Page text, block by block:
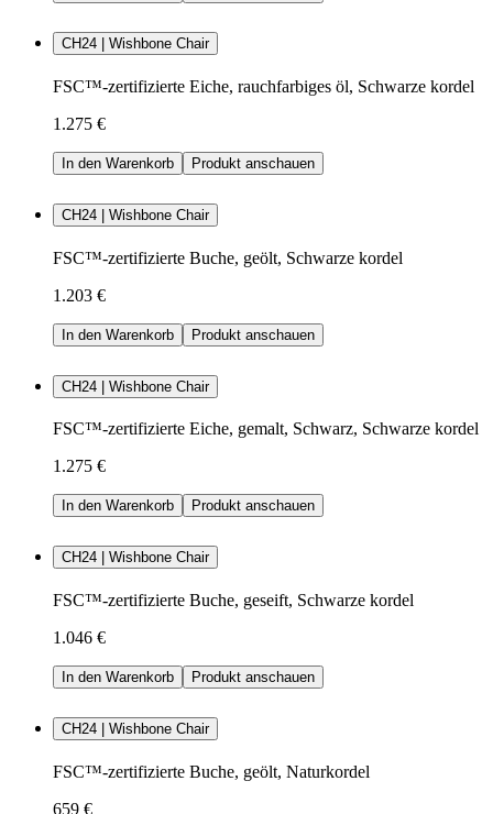
CH24 | Wishbone Chair
FSC™-zertifizierte Eiche, rauchfarbiges öl, Schwarze kordel
1.275 €
In den Warenkorb Produkt anschauen
CH24 | Wishbone Chair
FSC™-zertifizierte Buche, geölt, Schwarze kordel
1.203 €
In den Warenkorb Produkt anschauen
CH24 | Wishbone Chair
FSC™-zertifizierte Eiche, gemalt, Schwarz, Schwarze kordel
1.275 €
In den Warenkorb Produkt anschauen
CH24 | Wishbone Chair
FSC™-zertifizierte Buche, geseift, Schwarze kordel
1.046 €
In den Warenkorb Produkt anschauen
CH24 | Wishbone Chair
FSC™-zertifizierte Buche, geölt, Naturkordel
659 €